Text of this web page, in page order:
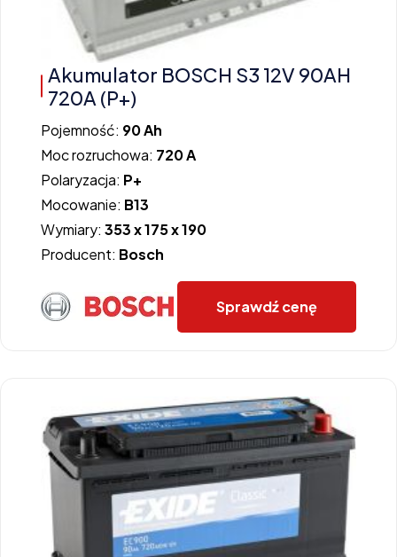
Akumulator BOSCH S3 12V 90AH
720A (P+)
Pojemność: 90 Ah
Moc rozruchowa: 720 A
Polaryzacja: P+
Mocowanie: B13
Wymiary: 353 x 175 x 190
Producent: Bosch
Sprawdź cenę